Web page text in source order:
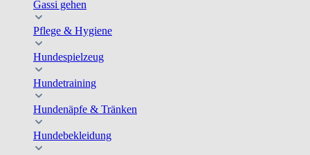
Gassi gehen
Pflege & Hygiene
Hundespielzeug
Hundetraining
Hundenäpfe & Tränken
Hundebekleidung